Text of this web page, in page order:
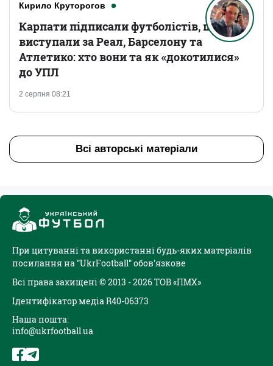
Кирило Круторогов
2 серпня 08:21
Карпати підписали футболістів, що
виступали за Реал, Барселону та
Атлетико: хто вони та як «докотилися»
до УПЛ
Всі авторські матеріали
При цитуванні та використанні будь-яких матеріалів
посилання на "UkrFootball" обов'язкове
Всі права захищені © 2013 - 2026 ТОВ «ПМХ»
Ідентифікатор медіа R40-06373
Наша пошта:
info@ukrfootball.ua